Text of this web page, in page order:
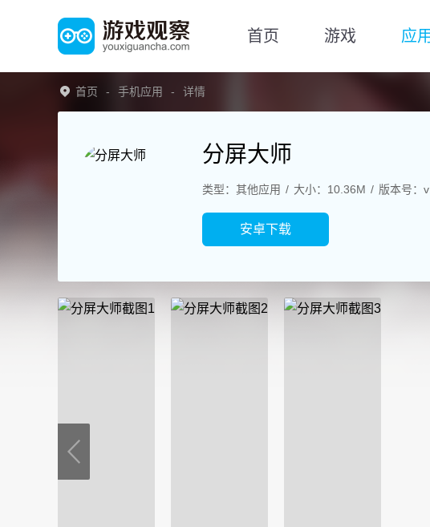
首页 游戏 应用
首页 手机应用 详情
分屏大师
类型：其他应用 大小：10.36M 版本号：
安卓下载